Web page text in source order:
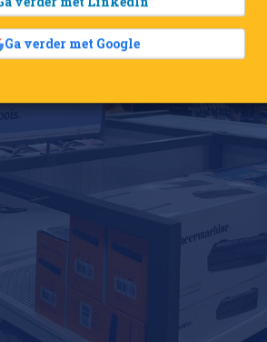
verder met LinkedIn